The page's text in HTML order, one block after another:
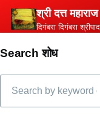
Skip to main content
श्री दत्त महाराज
दिगंबरा दिगंबरा
Search शोध